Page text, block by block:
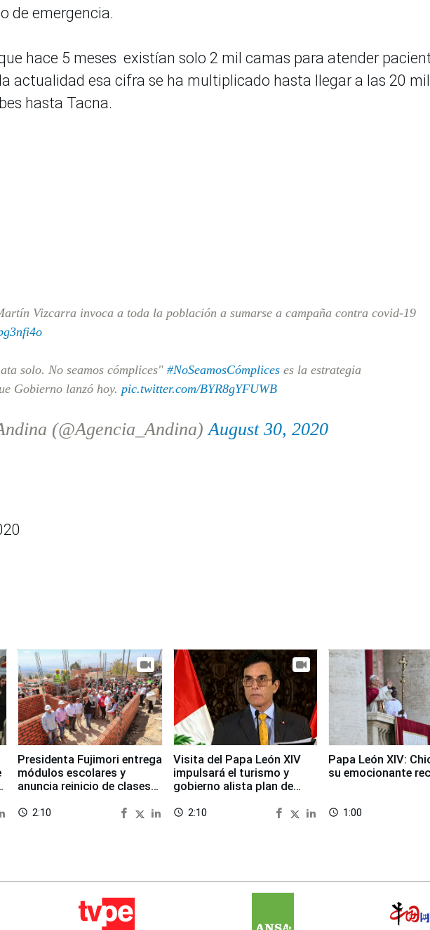
de emergencia.
hace 5 meses existían solo 2 mil camas para atender
actualidad esa cifra se ha multiplicado hasta llegar a las 20 mil
hasta Tacna.
Vizcarra invoca a toda la población a sumarse a campaña contra covid-19
solo. No seamos cómplices" #NoSeamosCómpliceses la estrategia
Gobierno lanzó hoy. pic.twitter.com/BYR8gYFUWB
(@Agencia_Andina) August 30, 2020
Presidenta Fujimori entrega
módulos escolares y
anuncia reinicio de clases
access_time 2:10
Visita del Papa León XIV
impulsará el turismo y
gobierno alista plan de
access_time 2:10
Papa León XIV:
su emocionante
access_time 1:00